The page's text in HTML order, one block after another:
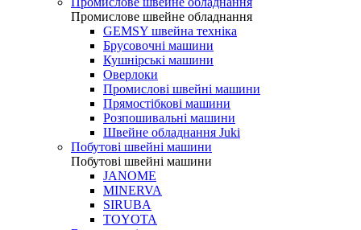
Промислове швейне обладнання
GEMSY швейна техніка
Брусовочні машини
Кушнірські машини
Оверлоки
Промислові швейні машини
Прямостібкові машини
Розпошивальні машини
Швейне обладнання Juki
Побутові швейні машини
Побутові швейні машини
JANOME
MINERVA
SIRUBA
TOYOTA